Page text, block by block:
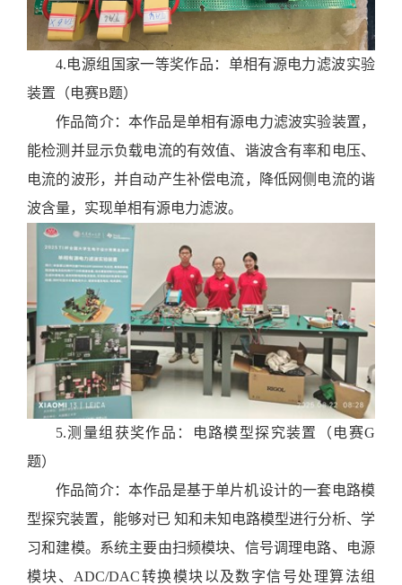
4.电源组国家一等奖作品：单相有源电力滤波实验
装置（电赛B题）
作品简介： 本作品是单相有源电力滤波实验装置，
能检测并显示负载电流的有效值、 谐波含有率和电压、
电流的波形，并自动产生补偿电流，降低网侧电流的谐
波含量，实现单相有源电力滤波。
5.测量组获奖作品：电路模型探究装置（电赛G
题）
作品简介： 本作品是基于单片机设计的一套电路模
型探究装置，能够对已 知和未知电路模型进行分析、学
习和建模。系统主要由扫频模块、信号调理电路、
电源
模块、 ADC/DAC转换模块以及数字信号处理算法组